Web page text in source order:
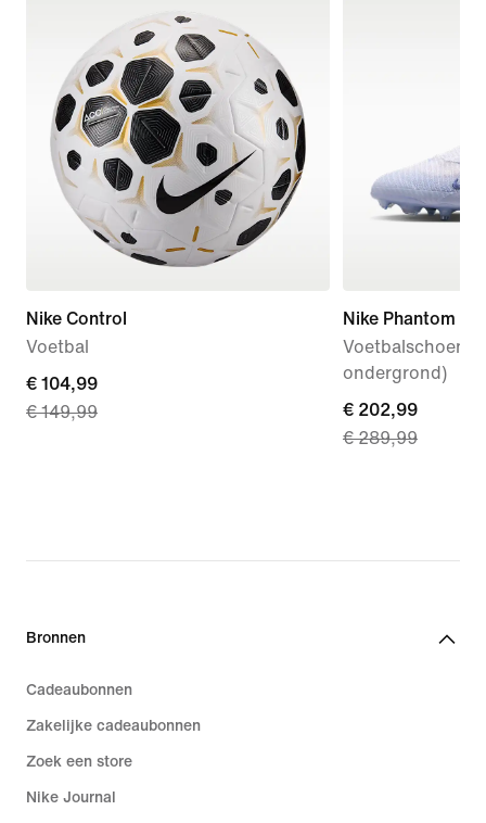
Nike Control
Voetbal
current
price
€ 104,99
€ 149,99
Nike Phantom 6
ondergrond)
current
price
€ 289,99
€ 202,99
€ 289,99
Bronnen
Cadeaubonnen
Zakelijke cadeaubonnen
Zoek een store
Nike Journal